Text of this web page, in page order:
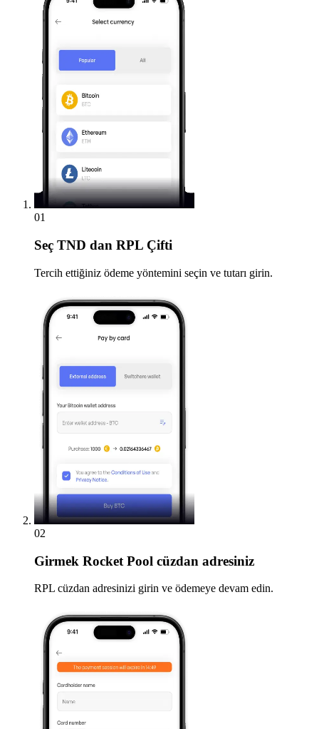
01
Seç TND dan RPL Çifti
Tercih ettiğiniz ödeme yöntemini seçin ve tutarı girin.
02
Girmek Rocket Pool cüzdan adresiniz
RPL cüzdan adresinizi girin ve ödemeye devam edin.